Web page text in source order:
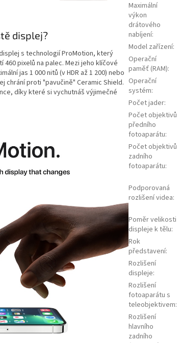
displej?
s technologií ProMotion, který
460 pixelů na palec. Mezi jeho klíčové
jas 1 000 nitů (v HDR až 1 200) nebo
chrání proti "pavučině" Ceramic Shield.
díky které si vychutnáš výjimečné
Maximální
výkon
drátového
nabíjení:
Model zařízení:
Operační
paměť (RAM):
Operační
systém:
Počet jader:
Počet objektivů
předního
fotoaparátu:
Počet objektivů
zadního
fotoaparátu:
Podporovaná
rozlišení videa:
Poměr velikosti
displeje k tělu:
Rok
představení:
Rozlišení
displeje:
Rozlišení
fotoaparátu s
teleobjektivem:
Rozlišení
hlavního
zadního